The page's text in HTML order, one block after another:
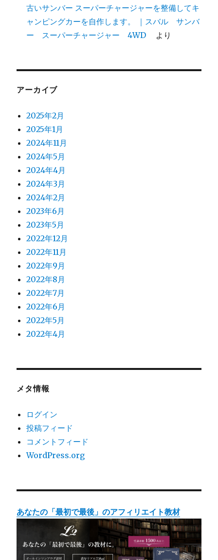
古いサンバー スーパーチャージャーを整備してキ
ャンピングカーを自作します。 ｜スバル サンバ
ー スーパーチャージャー 4WD
より
アーカイブ
2025年2月
2025年1月
2024年11月
2024年5月
2024年4月
2024年3月
2024年2月
2023年6月
2023年5月
2022年12月
2022年11月
2022年9月
2022年8月
2022年7月
2022年6月
2022年5月
2022年4月
メタ情報
ログイン
投稿フィード
コメントフィード
WordPress.org
あなたの「最初で最後」のアフィリエイト教材